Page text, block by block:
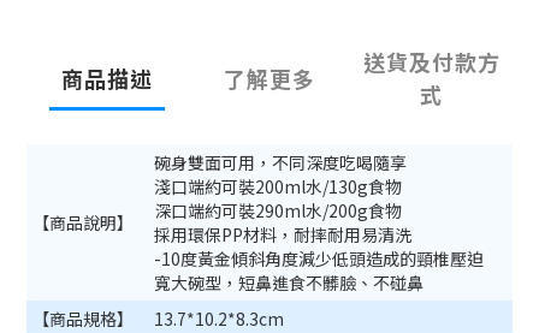
商品描述 了解更多
送貨及付款方
式
【商品說明】
碗身雙面可用，不同深度吃喝隨享
淺口端約可裝200ml水/130g食物
深口端約可裝290ml水/200g食物
採用環保PP材料，耐摔耐用易清洗
-10度黃金傾斜角度減少低頭造成的頸椎壓迫
寬大碗型，短鼻進食不髒臉、不碰鼻
【商品規格】
13.7*10.2*8.3cm